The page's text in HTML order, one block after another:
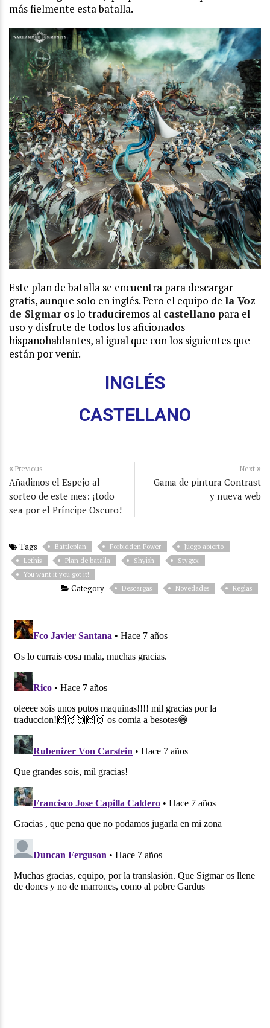
más fielmente esta batalla.
Este plan de batalla se encuentra para descargar
gratis, aunque solo en inglés. Pero el equipo de la Voz
de Sigmar os lo traduciremos al castellano para el
uso y disfrute de todos los aficionados
hispanohablantes, al igual que con los siguientes que
están por venir.
INGLÉS
CASTELLANO
Previous
Añadimos el Espejo al
sorteo de este mes: ¡todo
sea por el Príncipe Oscuro!
Next
Gama de pintura Contrast
y nueva web
Tags Battleplan Forbidden Power
Juego abierto
Lethis
Plan de batalla Shyish
Stygxx
You want it you got it!
Category Descargas Novedades Reglas